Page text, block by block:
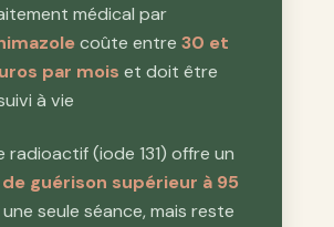
médical par
coûte entre30 et
par mois et doit être
à vie
radioactif (iode 131) offre un
guérison supérieur à 95
seule séance, mais reste